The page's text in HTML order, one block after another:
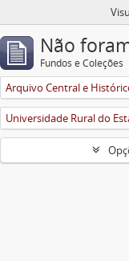
Não
Fundos e Coleções